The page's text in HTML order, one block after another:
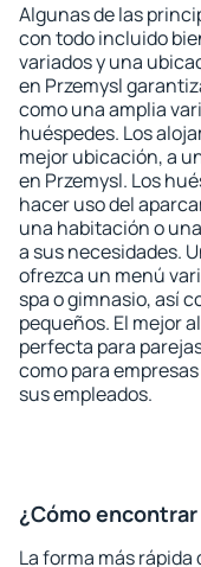
Algunas de las
con todo incluido
variados y una
en Przemysl
como una amplia
huéspedes. Los
mejor ubicación, a
en Przemysl. Los
hacer uso del
una habitación o
a sus necesidades.
ofrezca un menú
spa o gimnasio, así
pequeños. El mejor
perfecta para
como para
sus empleados.
¿Cómo
La forma más